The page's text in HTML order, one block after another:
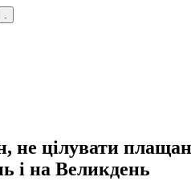
не цілувати
і на Великдень